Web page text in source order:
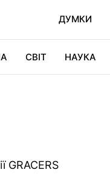
ДУМКИ
СВІТ НАУКА
GRACERS